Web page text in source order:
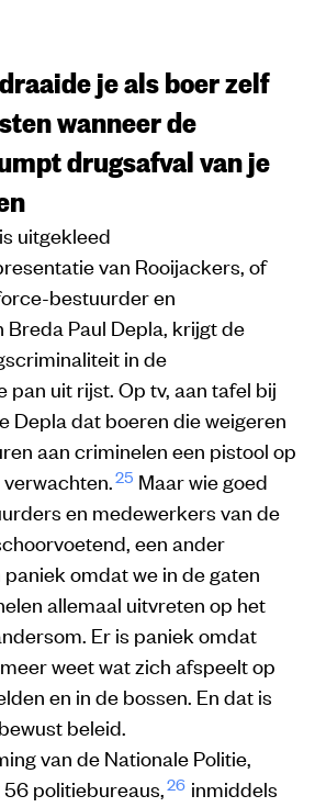
je als boer zelf
wanneer de
drugsafval van je
uitgekleed
van Rooijackers, of
bestuurder en
Paul Depla, krijgt de
in de
pan uit rijst. Op tv, aan tafel bij
Depla dat boeren die weigeren
aan criminelen een pistool op
25 Maar wie goed
en medewerkers van de
een ander
omdat we in de gaten
allemaal uitvreten op het
Er is paniek omdat
weet wat zich afspeelt op
en in de bossen. En dat is
beleid.
van de Nationale Politie,
politiebureaus,26 inmiddels